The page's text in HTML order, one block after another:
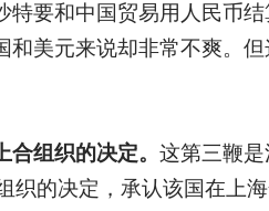
特要和中国贸易用人民币
和美元来说却非常不爽。
组织的决定。 这第三鞭
织的决定，承认该国在上